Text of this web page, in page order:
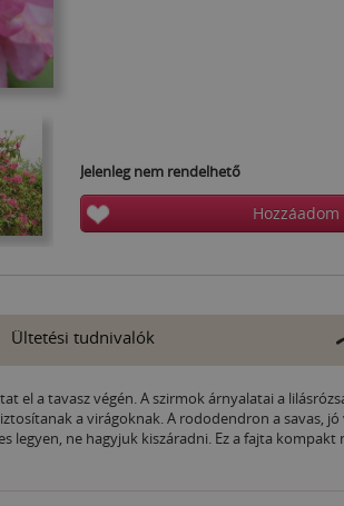
Jelenleg nem rendelhető
Ültetési tudnivalók
a tavasz végén. A szirmok árnyalatai a
a virágoknak. A rododendron a savas,
legyen, ne hagyjuk kiszáradni. Ez a fajta